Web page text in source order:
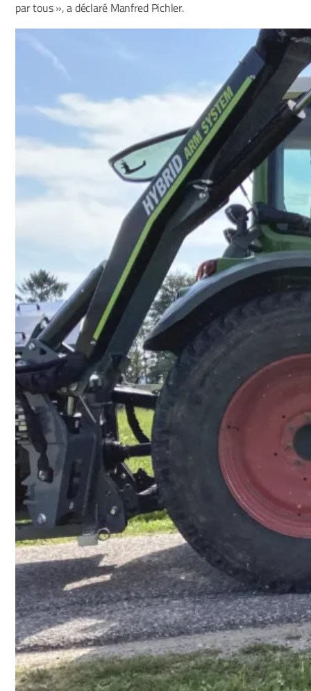
par tous », a déclaré Manfred Pichler.